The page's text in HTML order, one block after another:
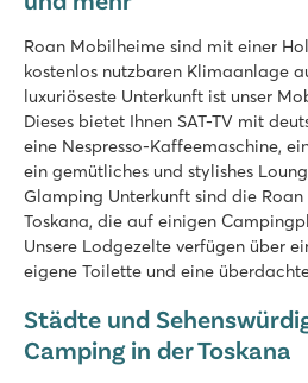
Rosselba le Palme
Rosselba le Palme
Italien - Mittel- und Süditalien -
★ ★
Spielerischer Poolbereich mit
Lodgezelte auf schattigen
Besuchen Sie die Hafenstadt
Orbetello Family Collection
Italien - Mittel- und Süditalien -
Roan Mobilheime sind mit einer
kostenlos nutzbaren Klimaanlage
luxuriöseste Unterkunft ist unser
Dieses bietet Ihnen SAT-TV mit
eine Nespresso-Kaffeemaschine,
ein gemütliches und stylishes
Glamping Unterkunft sind die
Toskana, die auf einigen
Unsere Lodgezelte verfügen über
eigene Toilette und eine
Städte und
Camping in der Toskana